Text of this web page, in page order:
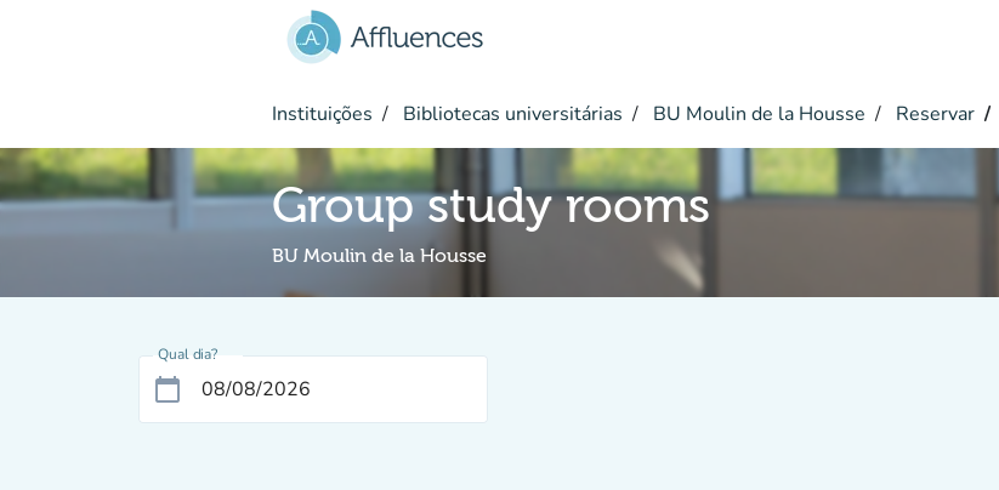
Instituições Bibliotecas universitárias BU Moulin de la Housse Reservar
Group study rooms
BU Moulin de la Housse
Qual dia?
calendar_today